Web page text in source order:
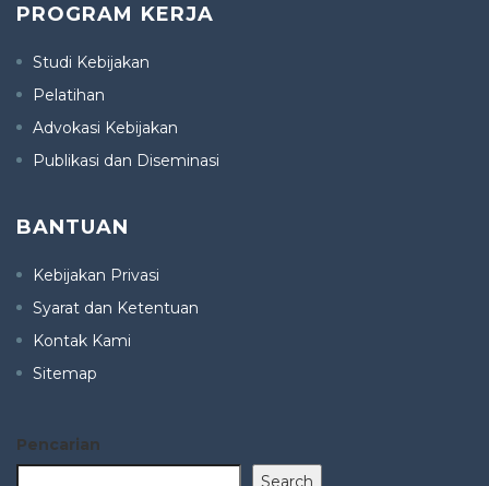
PROGRAM KERJA
Studi Kebijakan
Pelatihan
Advokasi Kebijakan
Publikasi dan Diseminasi
BANTUAN
Kebijakan Privasi
Syarat dan Ketentuan
Kontak Kami
Sitemap
Pencarian
Search